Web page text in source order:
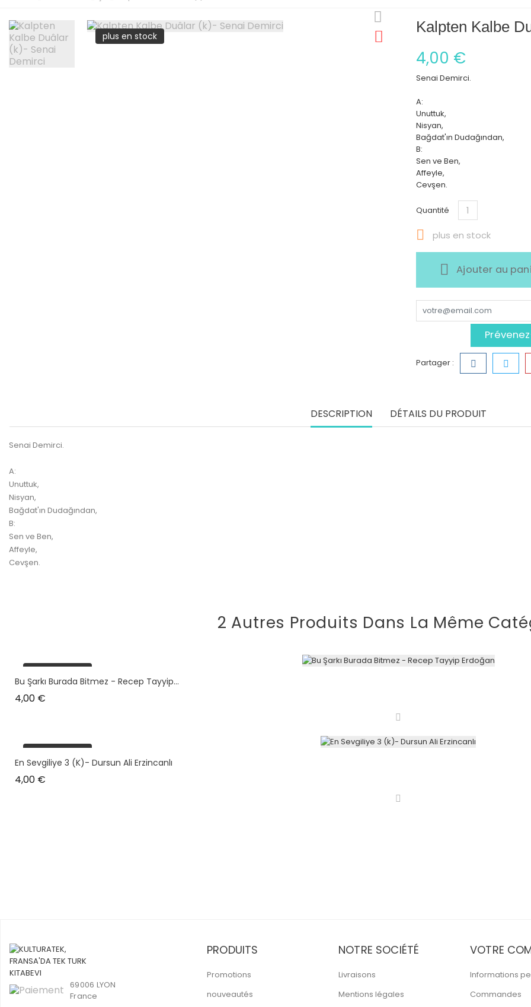
plus en stock
Kalpten Kalbe
4,00 €
Senai Demirci.
A:
Unuttuk,
Nisyan,
Bağdat'ın Dudağından,
B:
Sen ve Ben,
Affeyle,
Cevşen.
Quantité
 plus en stock
Ajouter au
Partager :
DESCRIPTION DÉTAILS DU PRODUIT
Senai Demirci.
A:
Unuttuk,
Nisyan,
Bağdat'ın Dudağından,
B:
Sen ve Ben,
Affeyle,
Cevşen.
2 Autres Produits Dans La Même
plus en stock
Bu Şarkı Burada Bitmez - Recep Tayyip...
4,00 €
plus en stock
En Sevgiliye 3 (k)- Dursun Ali Erzincanlı
4,00 €
69006 LYON
France
PRODUITS
Promotions
nouveautés
NOTRE SOCIÉTÉ
Livraisons
Mentions légales
VOTRE
Informations
Commandes